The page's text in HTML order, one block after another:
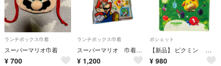
ランチボックス巾着
スーパーマリオ巾着
¥ 700
ランチボックス巾着
スーパーマリオ 巾着袋 ２枚セット 新品 未開封
¥ 1,200
ポシェット
【新品】 ピクミン ショルダー付マルチポシェット 移動ポケット
¥ 980